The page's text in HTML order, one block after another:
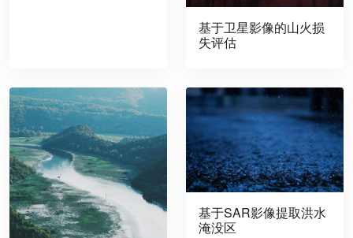
基于卫星影像的山火损
失评估
基于SAR影像提取洪水
淹没区